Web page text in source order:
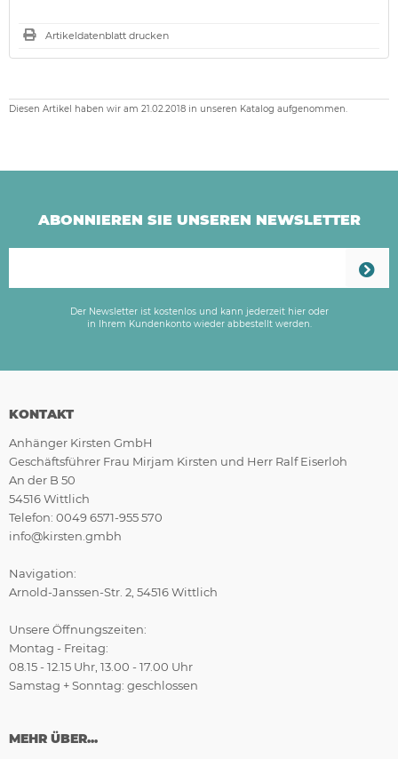
Artikeldatenblatt drucken
Diesen Artikel haben wir am 21.02.2018 in unseren Katalog aufgenommen.
ABONNIEREN SIE UNSEREN NEWSLETTER
Der Newsletter ist kostenlos und kann jederzeit hier oder
in Ihrem Kundenkonto wieder abbestellt werden.
KONTAKT
Anhänger Kirsten GmbH
Geschäftsführer Frau Mirjam Kirsten und Herr Ralf Eiserloh
An der B 50
54516 Wittlich
Telefon: 0049 6571-955 570
info@kirsten.gmbh
Navigation:
Arnold-Janssen-Str. 2, 54516 Wittlich
Unsere Öffnungszeiten:
Montag - Freitag:
08.15 - 12.15 Uhr, 13.00 - 17.00 Uhr
Samstag + Sonntag: geschlossen
MEHR ÜBER...